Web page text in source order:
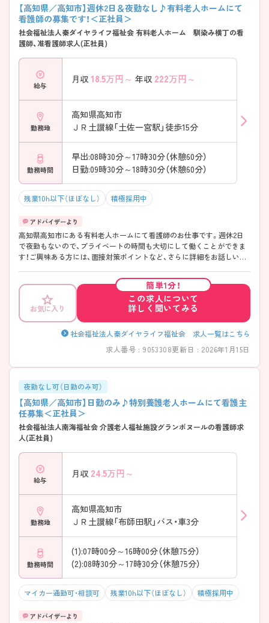
【高知県／高知市】週休2日＆夜勤なし♪有料老人ホームにて
看護師の募集です！＜正社員＞
社会福祉法人秦ダイヤライフ福祉会 有料老人ホーム 馴染み横丁の看
護師、准看護師求人(正社員)
給与
月収 18.5万円～ 年収 222万円～
勤務地
高知県高知市
ＪＲ土讃線「土佐一宮駅」徒歩15分
勤務時間
早出:08時30分～17時30分（休憩60分）
日勤:09時30分～18時30分（休憩60分）
残業10h以下（ほぼなし） 積極採用中
高知県高知市にある有料老人ホームにて看護師のお仕事です。週休2日
で夜勤もないので、プライベートの時間も大切にして働くことができま
す！ご興味ある方には、面接対策ポイントなど、さらに詳細をお話しいた
お気に入り
簡単1分！
この求人について
詳しく聞いてみる
社会福祉法人秦ダイヤライフ福祉会 求人一覧はこちら
求人番号 : 9053308更新日 : 2026年1月15日
夜勤なし可（日勤のみ可）
【高知県／高知市】日勤のみ♪特別養護老人ホームにて看護主
任募集＜正社員＞
社会福祉法人南海福祉会 介護老人福祉施設グランボヌールの看護師求
人(正社員)
給与
月収 24.5万円～
勤務地
高知県高知市
ＪＲ土讃線「布師田駅」バス・車3分
勤務時間
(1):07時00分～16時00分（休憩75分）
(2):08時30分～17時30分（休憩75分）
マイカー通勤可・相談可 残業10h以下（ほぼなし） 積極採用中